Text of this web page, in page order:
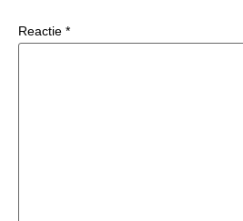
Reactie *